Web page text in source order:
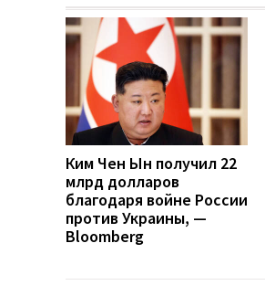
Ким Чен Ын получил 22
млрд долларов
благодаря войне России
против Украины, —
Bloomberg